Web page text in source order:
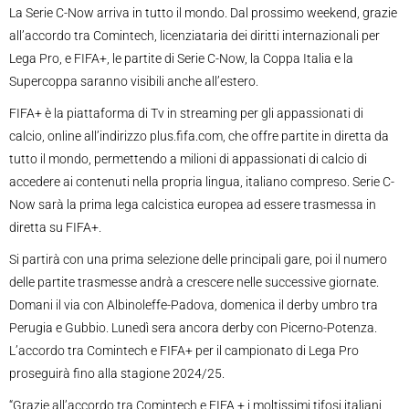
La Serie C-Now arriva in tutto il mondo. Dal prossimo weekend, grazie
all’accordo tra Comintech, licenziataria dei diritti internazionali per
Lega Pro, e FIFA+, le partite di Serie C-Now, la Coppa Italia e la
Supercoppa saranno visibili anche all’estero.
FIFA+ è la piattaforma di Tv in streaming per gli appassionati di
calcio, online all’indirizzo plus.fifa.com, che offre partite in diretta da
tutto il mondo, permettendo a milioni di appassionati di calcio di
accedere ai contenuti nella propria lingua, italiano compreso. Serie C-
Now sarà la prima lega calcistica europea ad essere trasmessa in
diretta su FIFA+.
Si partirà con una prima selezione delle principali gare, poi il numero
delle partite trasmesse andrà a crescere nelle successive giornate.
Domani il via con Albinoleffe-Padova, domenica il derby umbro tra
Perugia e Gubbio. Lunedì sera ancora derby con Picerno-Potenza.
L’accordo tra Comintech e FIFA+ per il campionato di Lega Pro
proseguirà fino alla stagione 2024/25.
“Grazie all’accordo tra Comintech e FIFA,+ i moltissimi tifosi italiani